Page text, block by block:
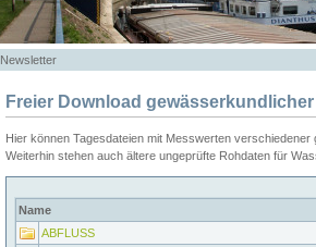
Newsletter
Freier Download gewässerkundlicher
Hier können Tagesdateien mit Messwerten
Weiterhin stehen auch ältere ungeprüfte Rohdaten für
Name
ABFLUSS